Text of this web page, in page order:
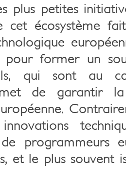
plus petites
cet écosystème
pour former un
qui sont au
de garantir la
programmeurs
et le plus souvent